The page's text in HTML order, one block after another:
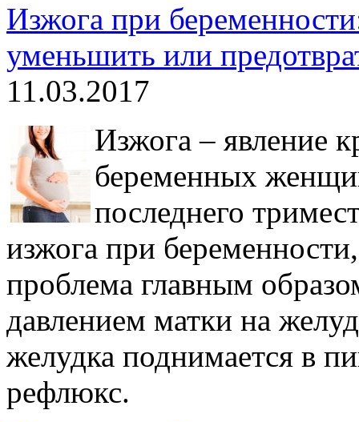
Изжога при
уменьшить или
11.03.2017
Изжога – явление
беременных
последнего
изжога при
проблема главным
давлением матки на
желудка поднимается в
рефлюкс.